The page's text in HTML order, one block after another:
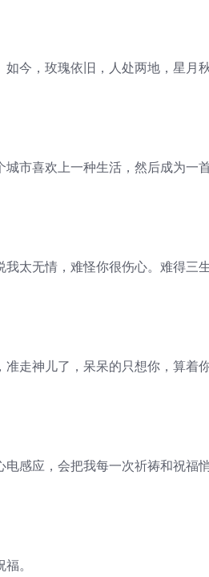
今，玫瑰依旧，人处两地，星月
市喜欢上一种生活，然后成为一
太无情，难怪你很伤心。难得三
走神儿了，呆呆的只想你，算着
感应，会把我每一次祈祷和祝福
。